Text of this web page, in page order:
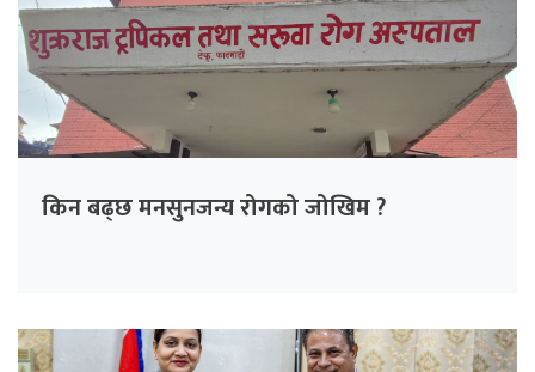
किन बढ्छ मनसुनजन्य रोगको जोखिम ?